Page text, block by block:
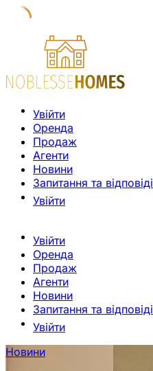
Увійти
Оренда
Продаж
Агенти
Новини
Запитання та відповіді
Увійти
Увійти
Оренда
Продаж
Агенти
Новини
Запитання та відповіді
Увійти
Новини